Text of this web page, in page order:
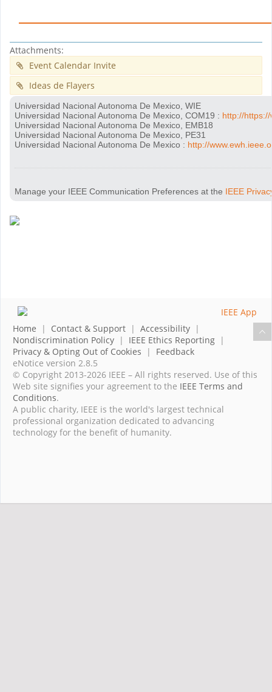
Attachments:
Event Calendar Invite
Ideas de Flayers
Universidad Nacional Autonoma De Mexico, WIE
Universidad Nacional Autonoma De Mexico, COM19 : http://
Universidad Nacional Autonoma De Mexico, EMB18
Universidad Nacional Autonoma De Mexico, PE31
Universidad Nacional Autonoma De Mexico : http://
Manage your IEEE Communication Preferences at the IEEE
Home | Contact & Support | Accessibility |
Nondiscrimination Policy | IEEE Ethics Reporting |
Privacy & Opting Out of Cookies | Feedback
eNotice version 2.8.5
© Copyright 2013-2026 IEEE – All rights reserved. Use of this
Web site signifies your agreement to the IEEE Terms and
Conditions.
A public charity, IEEE is the world's largest technical
professional organization dedicated to advancing
technology for the benefit of humanity.